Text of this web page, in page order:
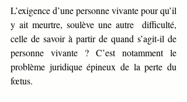
L’exigence d’une personne vivante pour qu’il
y ait meurtre, soulève une autre  difficulté,
celle de savoir à partir de quand s’agit-il de
personne vivante ? C’est notamment le
problème juridique épineux de la perte du
fœtus.